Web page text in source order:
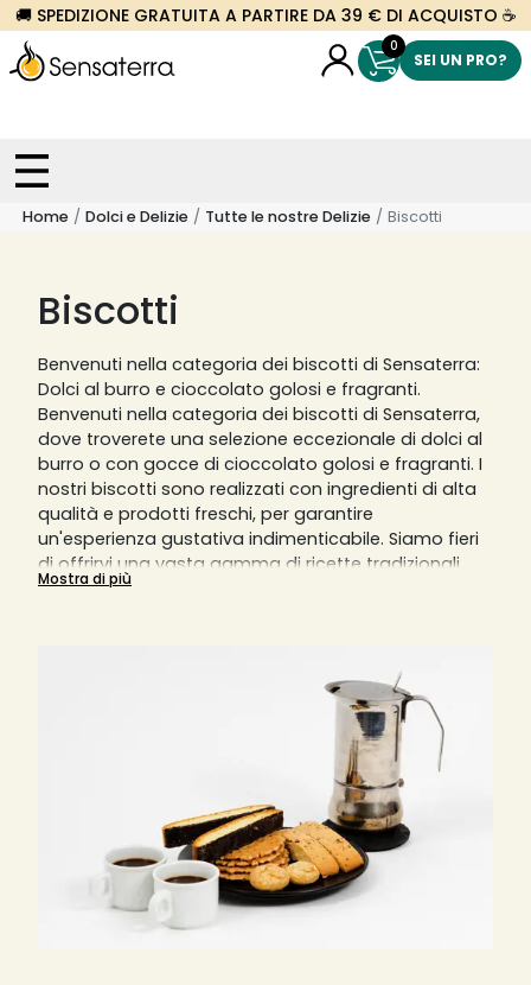
🚚 SPEDIZIONE GRATUITA A PARTIRE DA 39 € DI ACQUISTO ☕
0
SEI UN PRO?
Home Dolci e Delizie Tutte le nostre Delizie Biscotti
Biscotti
Benvenuti nella categoria dei biscotti di Sensaterra:
Dolci al burro e cioccolato golosi e fragranti.
Benvenuti nella categoria dei biscotti di Sensaterra,
dove troverete una selezione eccezionale di dolci al
burro o con gocce di cioccolato golosi e fragranti. I
nostri biscotti sono realizzati con ingredienti di alta
qualità e prodotti freschi, per garantire
un'esperienza gustativa indimenticabile. Siamo fieri
di offrirvi una vasta gamma di ricette tradizionali
realizzate con cura e passione dalla nostra equipe
colazione energizzante o per una merenda golosa. I
nostri prodotti sono disponibili in diverse varianti, per
accontentare ogni palato e soddisfare ogni
desiderio. Che tu sia un amante del cioccolato, delle
mandorle o dei gusti più classici, troverai
sicuramente il biscotto perfetto per te.
I nostri biscotti sono disponibili in diverse varianti,
dalla classica pasta frolla al cioccolato morbido,
dalle croccanti nocciole alle delicate mandorle
siciliane. Sia che siate amanti del dolce o preferiate
un gusto più leggero, avrete l'imbarazzo della scelta
Mostra di più